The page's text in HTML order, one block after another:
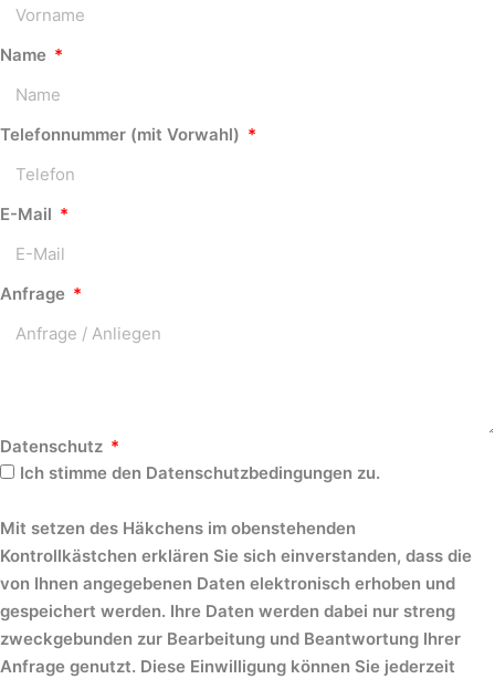
Name
Telefonnummer (mit Vorwahl)
E-Mail
Anfrage
Datenschutz
Ich stimme den Datenschutzbedingungen zu.
Mit setzen des Häkchens im obenstehenden
Kontrollkästchen erklären Sie sich einverstanden, dass die
von Ihnen angegebenen Daten elektronisch erhoben und
gespeichert werden. Ihre Daten werden dabei nur streng
zweckgebunden zur Bearbeitung und Beantwortung Ihrer
Anfrage genutzt. Diese Einwilligung können Sie jederzeit